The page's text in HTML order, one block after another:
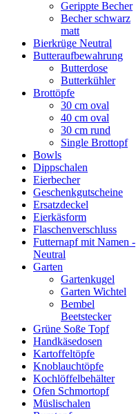
Gerippte Becher
Becher schwarz
matt
Bierkrüge Neutral
Butteraufbewahrung
Butterdose
Butterkühler
Brottöpfe
30 cm oval
40 cm oval
30 cm rund
Single Brottopf
Bowls
Dippschalen
Eierbecher
Geschenkgutscheine
Ersatzdeckel
Eierkäsform
Flaschenverschluss
Futternapf mit Namen -
Neutral
Garten
Gartenkugel
Garten Wichtel
Bembel
Beetstecker
Grüne Soße Topf
Handkäsedosen
Kartoffeltöpfe
Knoblauchtöpfe
Kochlöffelbehälter
Ofen Schmortopf
Müslischalen